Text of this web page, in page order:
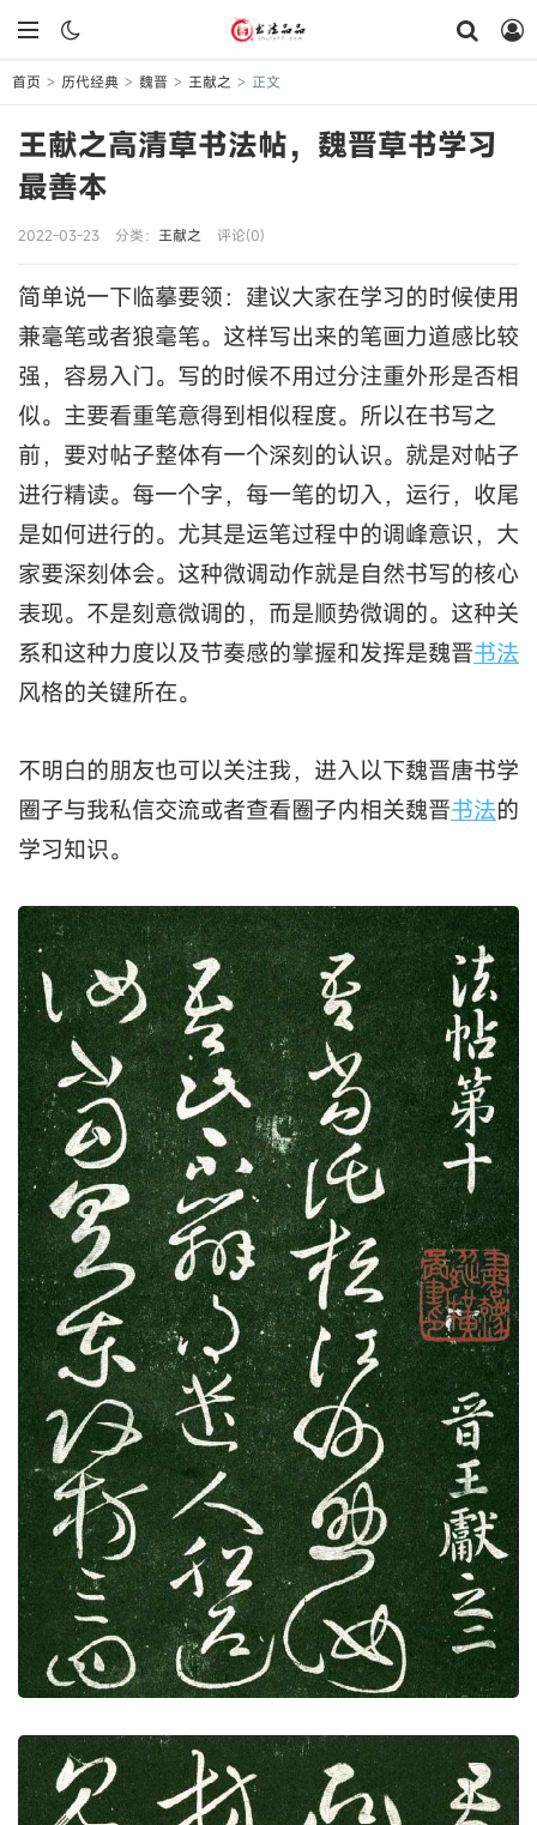
首页 > 历代经典 > 魏晋 > 王献之 > 正文
王献之高清草书法帖，魏晋草书学习
最善本
2022-03-23 分类： 王献之 评论(0)
简单说一下临摹要领：建议大家在学习的时候使用
兼毫笔或者狼毫笔。这样写出来的笔画力道感比较
强，容易入门。写的时候不用过分注重外形是否相
似。主要看重笔意得到相似程度。所以在书写之
前，要对帖子整体有一个深刻的认识。就是对帖子
进行精读。每一个字，每一笔的切入，运行，收尾
是如何进行的。尤其是运笔过程中的调峰意识，大
家要深刻体会。这种微调动作就是自然书写的核心
表现。不是刻意微调的，而是顺势微调的。这种关
系和这种力度以及节奏感的掌握和发挥是魏晋书法
风格的关键所在。
不明白的朋友也可以关注我，进入以下魏晋唐书学
圈子与我私信交流或者查看圈子内相关魏晋书法的
学习知识。